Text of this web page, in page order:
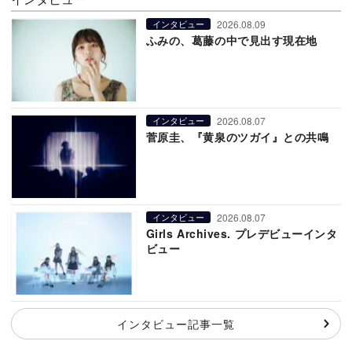
インタビュー 2026.08.09
ふみの、葛藤の中で見出す現在地
インタビュー 2026.08.07
菅原圭、『黄泉のツガイ』との共鳴
インタビュー 2026.08.07
Girls Archives. プレデビューインタ
ビュー
インタビュー記事一覧